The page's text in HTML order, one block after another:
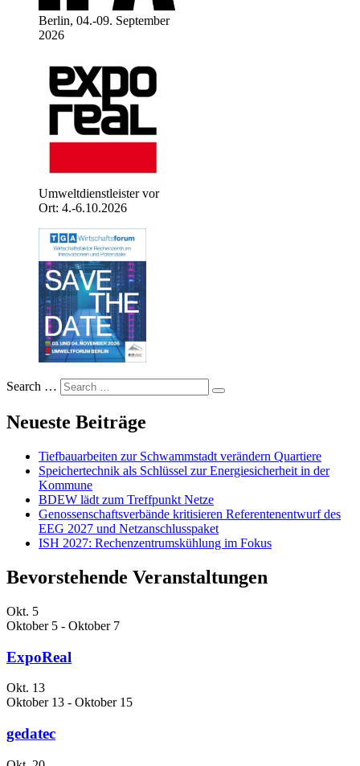
Berlin, 04.-09. September
2026
Umweltdienstleister vor
Ort: 4.-6.10.2026
Search …
Neueste Beiträge
Tiefbauarbeiten zur Schwammstadt verändern Quartiere
Speichertechnik als Schlüssel zur Energiesicherheit in der
Kommune
BDEW lädt zum Treffpunkt Netze
Genossenschaftsverbände kritisieren Referentenentwurf des
EEG 2027 und Netzanschlusspaket
ISH 2027: Rechenzentrumskühlung im Fokus
Bevorstehende Veranstaltungen
Okt. 5
Oktober 5 - Oktober 7
ExpoReal
Okt. 13
Oktober 13 - Oktober 15
gedatec